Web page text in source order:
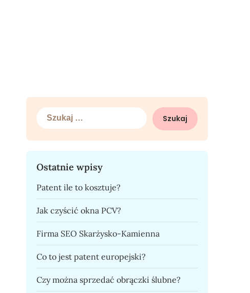
Szukaj:
Ostatnie wpisy
Patent ile to kosztuje?
Jak czyścić okna PCV?
Firma SEO Skarżysko-Kamienna
Co to jest patent europejski?
Czy można sprzedać obrączki ślubne?